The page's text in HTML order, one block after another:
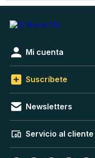
Mi cuenta
Suscríbete
Newsletters
Servicio al cliente